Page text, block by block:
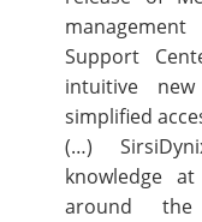
Support
intuitive
simplified
(…)
knowledge
around